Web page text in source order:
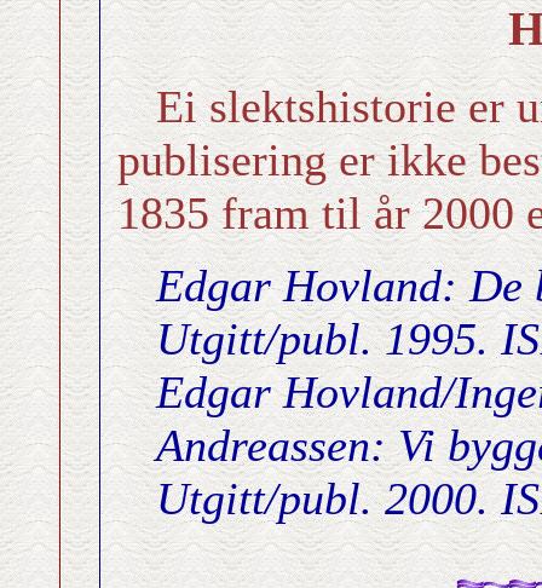
Ei slektshistorie er
publisering er ikke
1835 fram til år 2000
Edgar Hovland: De
Utgitt/publ. 1995.
Edgar Hovland/
Andreassen: Vi
Utgitt/publ. 2000.